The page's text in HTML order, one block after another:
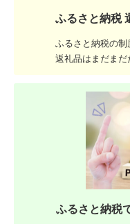
ふるさと納税
ふるさと納税の
返礼品はまだまだ
ふるさと納税